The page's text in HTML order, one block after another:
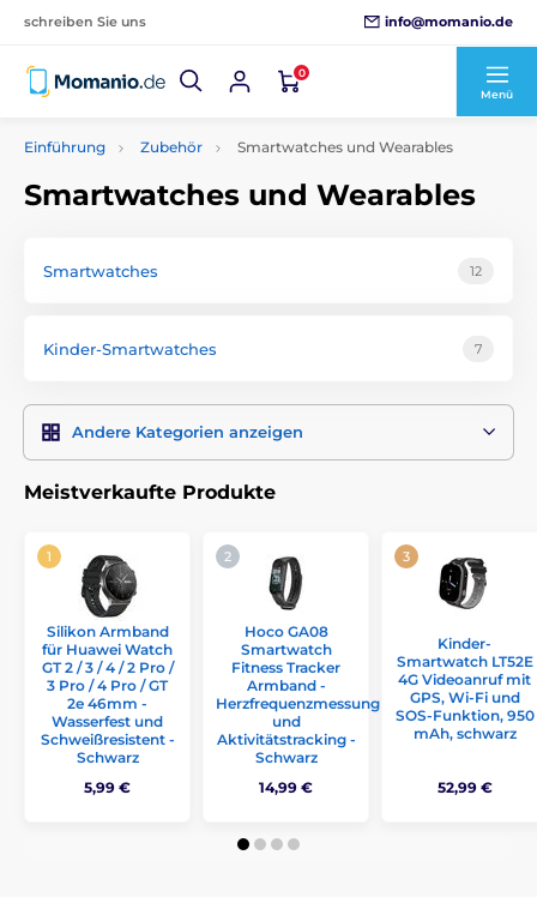
schreiben Sie uns info@momanio.de
0
Menü
Einführung Zubehör Smartwatches und Wearables
Smartwatches und Wearables
Smartwatches 12
Kinder-Smartwatches 7
Andere Kategorien anzeigen
Meistverkaufte Produkte
Silikon Armband
für Huawei Watch
GT 2 / 3 / 4 / 2 Pro /
3 Pro / 4 Pro / GT
2e 46mm -
Wasserfest und
Schweißresistent -
Schwarz
5,99 €
Hoco GA08
Smartwatch
Fitness Tracker
Armband -
Herzfrequenzmessung
und
Aktivitätstracking -
Schwarz
14,99 €
Kinder-
Smartwatch LT52E
4G Videoanruf mit
GPS, Wi-Fi und
SOS-Funktion, 950
mAh, schwarz
52,99 €